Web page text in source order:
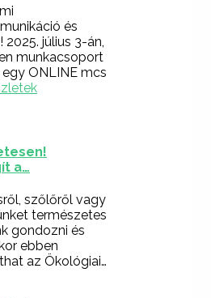
és
július 3-án,
munkacsoport
ONLINE mcs
a…
szőlőről vagy
természetes
gondozni és
ebben
az Ökológiai…